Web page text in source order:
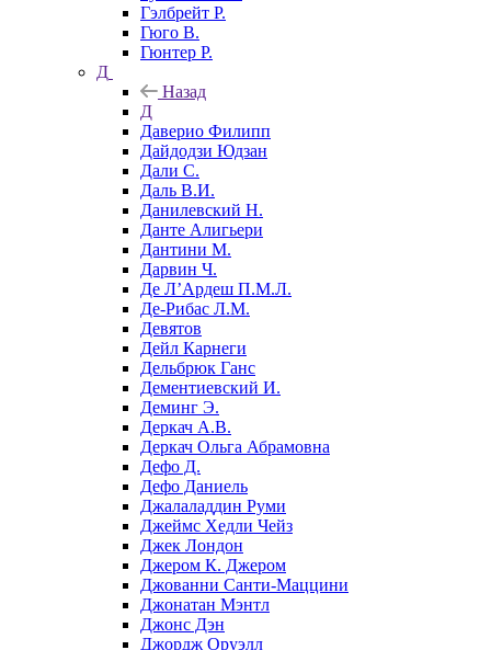
Гэлбрейт Р.
Гюго В.
Гюнтер Р.
Д
Назад
Д
Даверио Филипп
Дайдодзи Юдзан
Дали С.
Даль В.И.
Данилевский Н.
Данте Алигьери
Дантини М.
Дарвин Ч.
Де Л’Ардеш П.М.Л.
Де-Рибас Л.М.
Девятов
Дейл Карнеги
Дельбрюк Ганс
Дементиевский И.
Деминг Э.
Деркач А.В.
Деркач Ольга Абрамовна
Дефо Д.
Дефо Даниель
Джалаладдин Руми
Джеймс Хедли Чейз
Джек Лондон
Джером К. Джером
Джованни Санти-Маццини
Джонатан Мэнтл
Джонс Дэн
Джордж Оруэлл